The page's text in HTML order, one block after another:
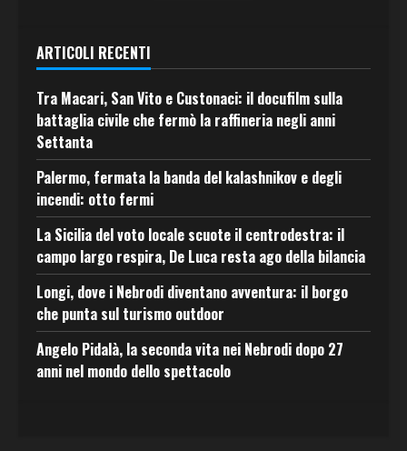
ARTICOLI RECENTI
Tra Macari, San Vito e Custonaci: il docufilm sulla
battaglia civile che fermò la raffineria negli anni
Settanta
Palermo, fermata la banda del kalashnikov e degli
incendi: otto fermi
La Sicilia del voto locale scuote il centrodestra: il
campo largo respira, De Luca resta ago della bilancia
Longi, dove i Nebrodi diventano avventura: il borgo
che punta sul turismo outdoor
Angelo Pidalà, la seconda vita nei Nebrodi dopo 27
anni nel mondo dello spettacolo